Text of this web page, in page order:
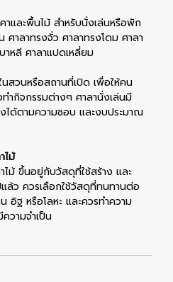
าและพื้นไม้ สำหรับนั่งเล่นหรือพัก
ศาลาทรงจั่ว ศาลาทรงโดม ศาลา
าหลี ศาลาแปดเหลี่ยม
นสวนหรือสถานที่เปิด เพื่อให้คน
ำกิจกรรมต่างๆ ศาลานั่งเล่นมี
ได้ตามความชอบ และงบประมาณ
ไม้
ไม้ ขึ้นอยู่กับวัสดุที่ใช้สร้าง และ
ว ควรเลือกใช้วัสดุที่ทนทานต่อ
อิฐ หรือโลหะ และควรทำความ
วามจำเป็น